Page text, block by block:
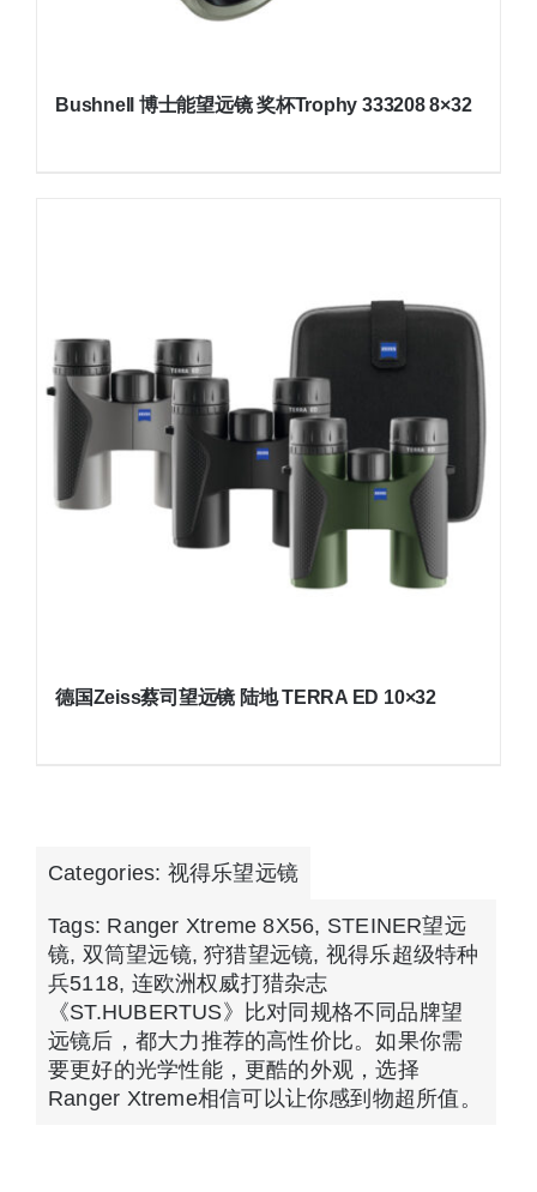
Bushnell 博士能望远镜 奖杯Trophy 333208 8×32
德国Zeiss蔡司望远镜 陆地 TERRA ED 10×32
Categories: 视得乐望远镜
Tags: Ranger Xtreme 8X56, STEINER望远
镜, 双筒望远镜,狩猎望远镜, 视得乐超级特种
兵5118, 连欧洲权威打猎杂志
《ST.HUBERTUS》比对同规格不同品牌望
远镜后，都大力推荐的高性价比。如果你需
要更好的光学性能，更酷的外观，选择
Ranger Xtreme相信可以让你感到物超所值。